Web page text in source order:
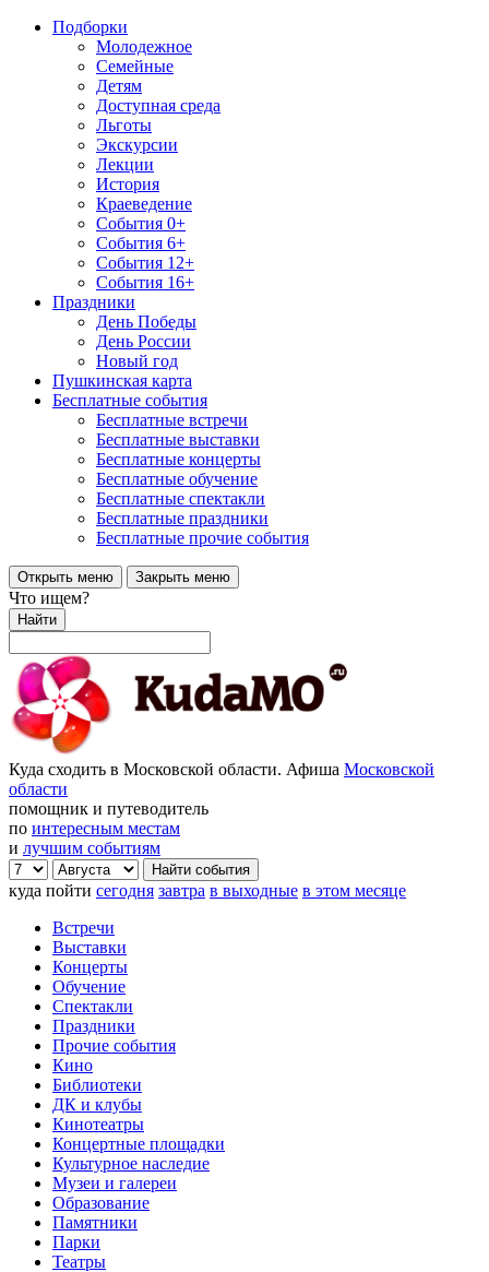
Подборки
Молодежное
Семейные
Детям
Доступная среда
Льготы
Экскурсии
Лекции
История
Краеведение
События 0+
События 6+
События 12+
События 16+
Праздники
День Победы
День России
Новый год
Пушкинская карта
Бесплатные события
Бесплатные встречи
Бесплатные выставки
Бесплатные концерты
Бесплатные обучение
Бесплатные спектакли
Бесплатные праздники
Бесплатные прочие события
Открыть меню Закрыть меню
Что ищем?
Найти
Куда сходить в Московской области. Афиша Московской
области
помощник и путеводитель
по интересным местам
и лучшим событиям
куда пойти сегодня завтра в выходные в этом месяце
Встречи
Выставки
Концерты
Обучение
Спектакли
Праздники
Прочие события
Кино
Библиотеки
ДК и клубы
Кинотеатры
Концертные площадки
Культурное наследие
Музеи и галереи
Образование
Памятники
Парки
Театры